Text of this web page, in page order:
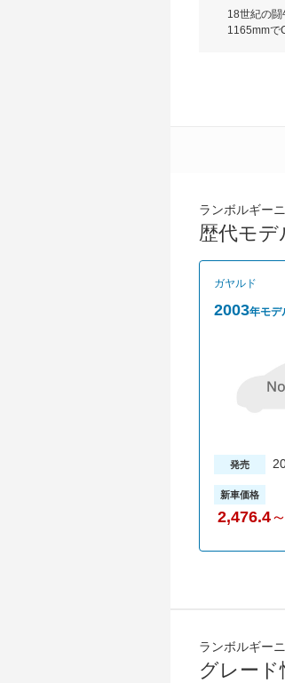
18世紀の
1165mmで
公道を走
ランボルギー
歴代モデ
ガヤルド
2003年モデ
発売
新車価格
2,476.4～
ランボルギー
グレード